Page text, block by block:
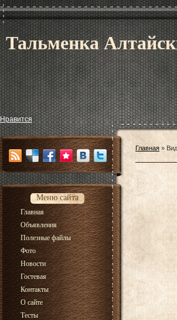
Тальменка
Нравится
Меню сайта
Главная
Объявления
Полезные файлы
Фото
Новости
Гостевая
Контакты
О сайте
Тесты
Главная »